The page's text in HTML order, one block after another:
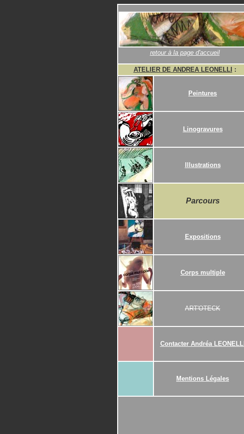
retour à la page d'accueil
ATELIER DE ANDREA LEONELLI :
Peintures
Linogravures
Illustrations
Parcours
Expositions
Corps multiple
ART'OTECK
Contacter Andréa LEONELLI
Mentions Légales